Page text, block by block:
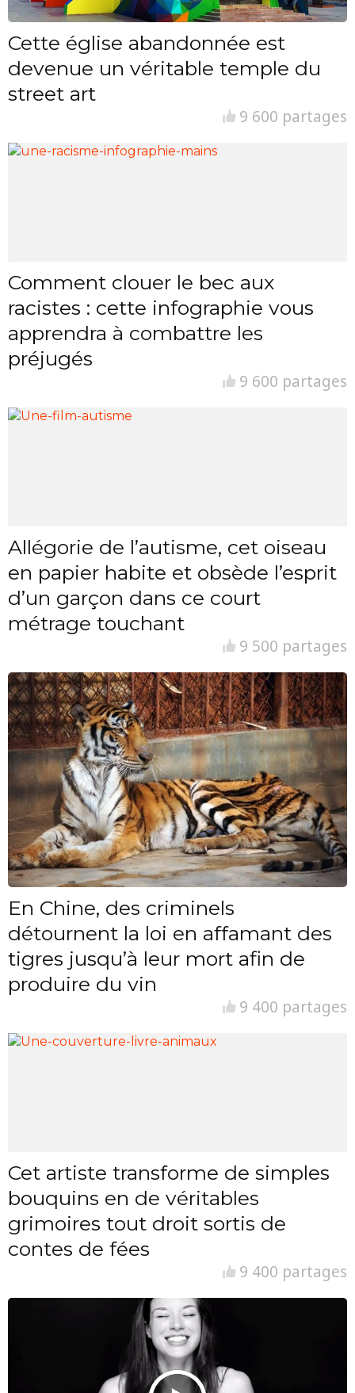
Cette église abandonnée est
devenue un véritable temple du
street art
9 600 partages
Comment clouer le bec aux
racistes : cette infographie vous
apprendra à combattre les
préjugés
9 600 partages
Allégorie de l’autisme, cet oiseau
en papier habite et obsède l’esprit
d’un garçon dans ce court
métrage touchant
9 500 partages
En Chine, des criminels
détournent la loi en affamant des
tigres jusqu’à leur mort afin de
produire du vin
9 400 partages
Cet artiste transforme de simples
bouquins en de véritables
grimoires tout droit sortis de
contes de fées
9 400 partages